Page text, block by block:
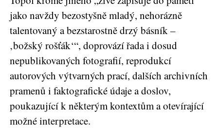
jako navždy bezostyšně mladý, nehorázně
talentovaný a bezstarostně drzý básník –
‚božský rošťák‘“, doprovází řada i dosud
nepublikovaných fotografií, reprodukcí
autorových výtvarných prací, dalších archivních
pramenů i faktografické údaje a doslov,
poukazující k některým kontextům a otevírající
možné interpretace.